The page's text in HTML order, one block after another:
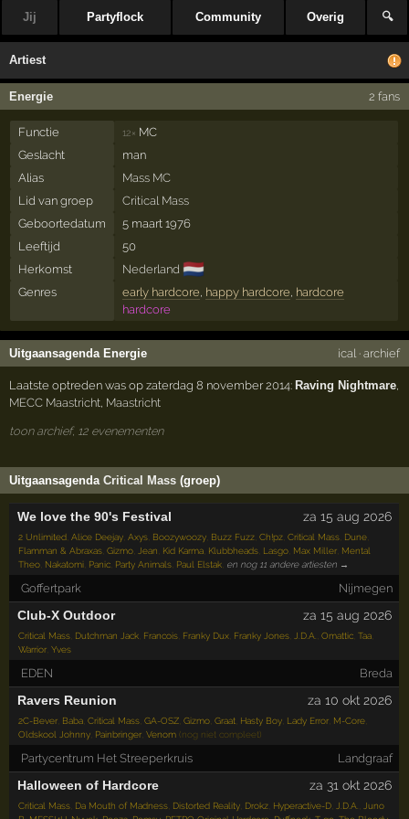
Jij Partyflock Community Overig 🔍
Artiest
Energie 2 fans
Functie 12× MC
Geslacht
man
Alias
Mass MC
Lid van groep
Critical Mass
Geboortedatum
5 maart 1976
Leeftijd
50
Herkomst
Nederland 🇳🇱
Genres early hardcore happy hardcore hardcore
hardcore
Uitgaansagenda Energie ical· archief
Laatste optreden was op zaterdag 8 november 2014:Raving Nightmare
MECC Maastricht Maastricht
toon archief, 12 evenementen
UitgaansagendaCritical Mass (groep)
We love the 90's Festival za 15 aug 2026
2 Unlimited ,Alice Deejay ,Axys Boozywoozy Buzz Fuzz ,Ch!pz ,Critical Mass Dune
Flamman & Abraxas ,Gizmo Jean Kid Karma Klubbheads Lasgo Max Miller Mental
Theo Nakatomi Panic Party Animals Paul Elstak en nog 11 andere artiesten →
Goffertpark Nijmegen
Club-X Outdoor za 15 aug 2026
Critical Mass Dutchman Jack Francois Franky Dux Franky Jones J.D.A. ,Omattic ,Taa
Warrior ,Yves
EDEN Breda
Ravers Reunion za 10 okt 2026
2C-Bever Baba ,Critical Mass ,GA-OSZ ,Gizmo ,Graat Hasty Boy Lady Error M-Core
Oldskool Johnny Painbringer ,Venom (nog niet compleet)
Partycentrum Het Streeperkruis Landgraaf
Halloween of Hardcore za 31 okt 2026
Critical Mass Da Mouth of Madness Distorted Reality Drokz Hyperactive-D J.D.A.
Juno